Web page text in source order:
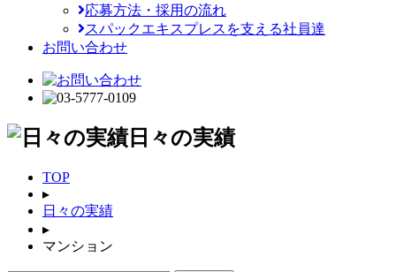
応募方法・採用の流れ
スパックエキスプレスを支える社員達
お問い合わせ
日々の実績
TOP
▸
日々の実績
▸
マンション